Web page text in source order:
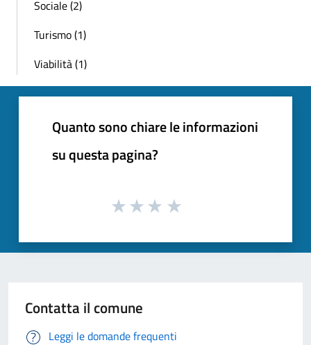
Sociale (2)
Turismo (1)
Viabilità (1)
Quanto sono chiare le informazioni
su questa pagina?
Contatta il comune
Leggi le domande frequenti